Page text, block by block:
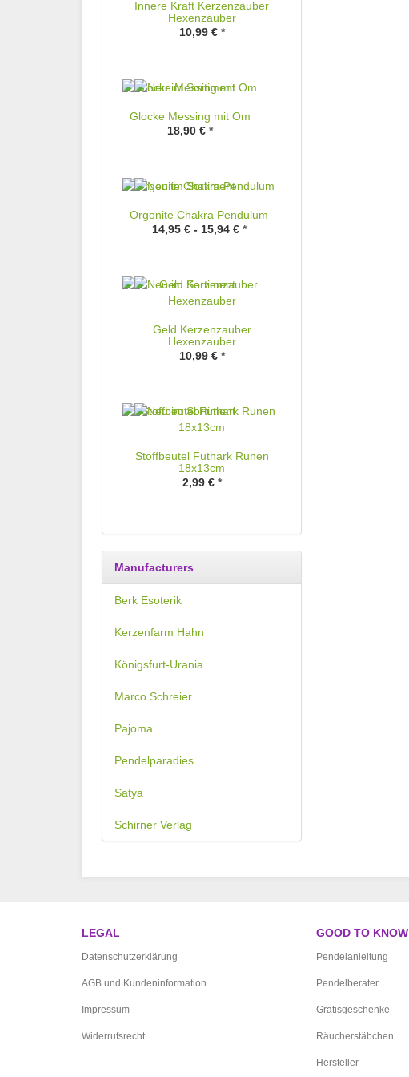
Innere Kraft Kerzenzauber
Hexenzauber
10,99 € *
Glocke Messing mit Om
18,90 € *
Orgonite Chakra Pendulum
14,95 € - 15,94 € *
Geld Kerzenzauber
Hexenzauber
10,99 € *
Stoffbeutel Futhark Runen
18x13cm
2,99 € *
Manufacturers
Berk Esoterik
Kerzenfarm Hahn
Königsfurt-Urania
Marco Schreier
Pajoma
Pendelparadies
Satya
Schirner Verlag
LEGAL
Datenschutzerklärung
AGB und Kundeninformation
Impressum
Widerrufsrecht
GOOD TO KNOW
Pendelanleitung
Pendelberater
Gratisgeschenke
Räucherstäbchen
Hersteller